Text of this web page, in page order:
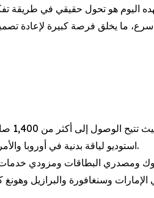
هو تحول حقيقي في طريقة تفكير
ما يخلق فرصة كبيرة لإعادة
استوديو لياقة بدنية في أوروبا والأمريكتين والشرق الأوسط وآسيا، إلى جانب تجارب سفر فاخرة أخرى.
مع أبرز البنوك ومصدري البطاقات
وسنغافورة والبرازيل وهونغ